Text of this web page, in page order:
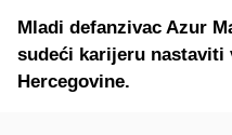
Mladi defanzivac Azur
sudeći karijeru nastaviti
Hercegovine.